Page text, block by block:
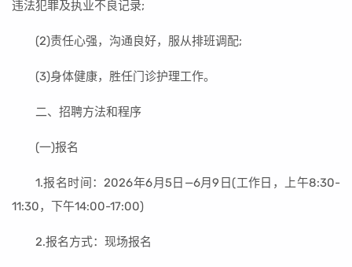
违法犯罪及执业不良记录;
(2)责任心强，沟通良好，服从排班调配;
(3)身体健康，胜任门诊护理工作。
二、招聘方法和程序
(一)报名
1.报名时间：2026年6月5日—6月9日(工作日，上午8:30-
11:30，下午14:00-17:00)
2.报名方式：现场报名